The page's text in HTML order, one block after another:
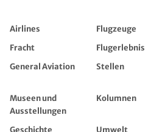
Airlines Flugzeuge
Fracht
Flugerlebnis
General Aviation
Stellen
Museen und
Ausstellungen
Kolumnen
Geschichte Umwelt